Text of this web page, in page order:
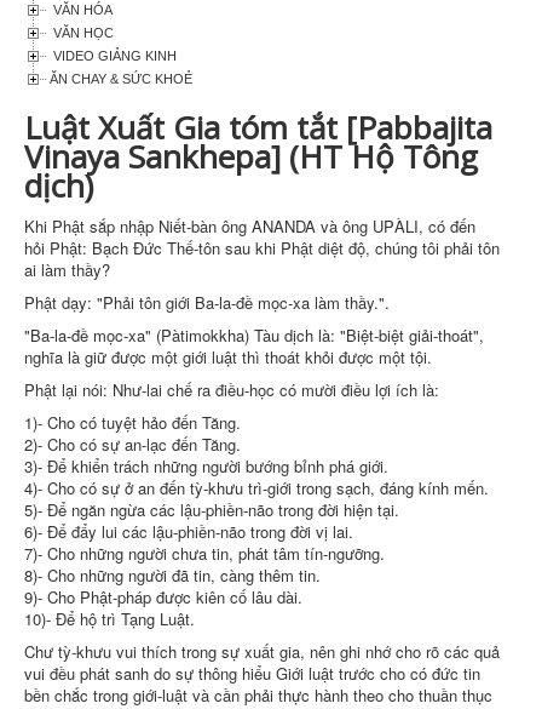
VĂN HÓA
VĂN HỌC
VIDEO GIẢNG KINH
ĂN CHAY & SỨC KHOẺ
Luật Xuất Gia tóm tắt [Pabbajita
Vinaya Sankhepa] (HT Hộ Tông
dịch)
Khi Phật sắp nhập Niết-bàn ông ANANDA và ông UPÀLI, có đến
hỏi Phật: Bạch Ðức Thế-tôn sau khi Phật diệt độ, chúng tôi phải tôn
ai làm thầy?
Phật dạy: "Phải tôn giới Ba-la-đề mọc-xa làm thầy.".
"Ba-la-đề mọc-xa" (Pàtimokkha) Tàu dịch là: "Biệt-biệt giải-thoát",
nghĩa là giữ được một giới luật thì thoát khỏi được một tội.
Phật lại nói: Như-lai chế ra điều-học có mười điều lợi ích là:
1)- Cho có tuyệt hảo đến Tăng.
2)- Cho có sự an-lạc đến Tăng.
3)- Ðể khiển trách những người bướng bỉnh phá giới.
4)- Cho có sự ở an đến tỳ-khưu trì-giới trong sạch, đáng kính mến.
5)- Ðể ngăn ngừa các lậu-phiền-não trong đời hiện tại.
6)- Ðể đẩy lui các lậu-phiền-não trong đời vị lai.
7)- Cho những người chưa tin, phát tâm tín-ngưỡng.
8)- Cho những người đã tin, càng thêm tin.
9)- Cho Phật-pháp được kiên cố lâu dài.
10)- Ðể hộ trì Tạng Luật.
Chư tỳ-khưu vui thích trong sự xuất gia, nên ghi nhớ cho rõ các quả
vui đều phát sanh do sự thông hiểu Giới luật trước cho có đức tin
bền chắc trong giới-luật và cần phải thực hành theo cho thuần thục